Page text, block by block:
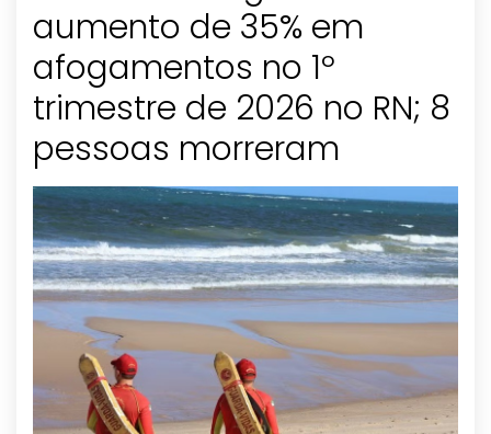
aumento de 35% em
afogamentos no 1º
trimestre de 2026 no RN; 8
pessoas morreram